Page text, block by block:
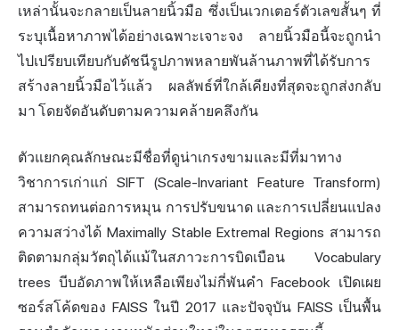
เหล่านั้นจะกลายเป็นลายนิ้วมือ ซึ่งเป็นเวกเตอร์ตัวเลขสั้นๆ ที่
ระบุเนื้อหาภาพได้อย่างเฉพาะเจาะจง ลายนิ้วมือนี้จะถูกนำ
ไปเปรียบเทียบกับดัชนีรูปภาพหลายพันล้านภาพที่ได้รับการ
สร้างลายนิ้วมือไว้แล้ว ผลลัพธ์ที่ใกล้เคียงที่สุดจะถูกส่งกลับ
มา โดยจัดอันดับตามความคล้ายคลึงกัน
ตัวแยกคุณลักษณะมีชื่อที่ดูน่าเกรงขามและมีที่มาทาง
วิชาการเก่าแก่ SIFT (Scale-Invariant Feature Transform)
สามารถทนต่อการหมุน การปรับขนาด และการเปลี่ยนแปลง
ความสว่างได้ Maximally Stable Extremal Regions สามารถ
ติดตามกลุ่มวัตถุได้แม้ในสภาวะการบิดเบือน Vocabulary
trees บีบอัดภาพให้เหลือเพียงไม่กี่พันคำ Facebook เปิดเผย
ซอร์สโค้ดของ FAISS ในปี 2017 และปัจจุบัน FAISS เป็นพื้น